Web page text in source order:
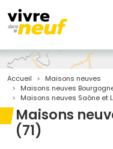
Accueil
Maisons neuves
Maisons neuves
Maisons neuves Saône et
Maisons
(71)